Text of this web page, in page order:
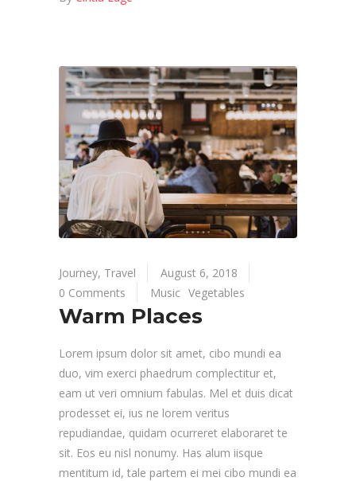
Journey, Travel
August 6, 2018
0 Comments
Music Vegetables
Warm Places
Lorem ipsum dolor sit amet, cibo mundi ea
duo, vim exerci phaedrum complectitur et,
eam ut veri omnium fabulas. Mel et duis dicat
prodesset ei, ius ne lorem veritus
repudiandae, quidam ocurreret elaboraret te
sit. Eos eu nisl nonumy. Has alum iisque
mentitum id, tale partem ei mei cibo mundi ea